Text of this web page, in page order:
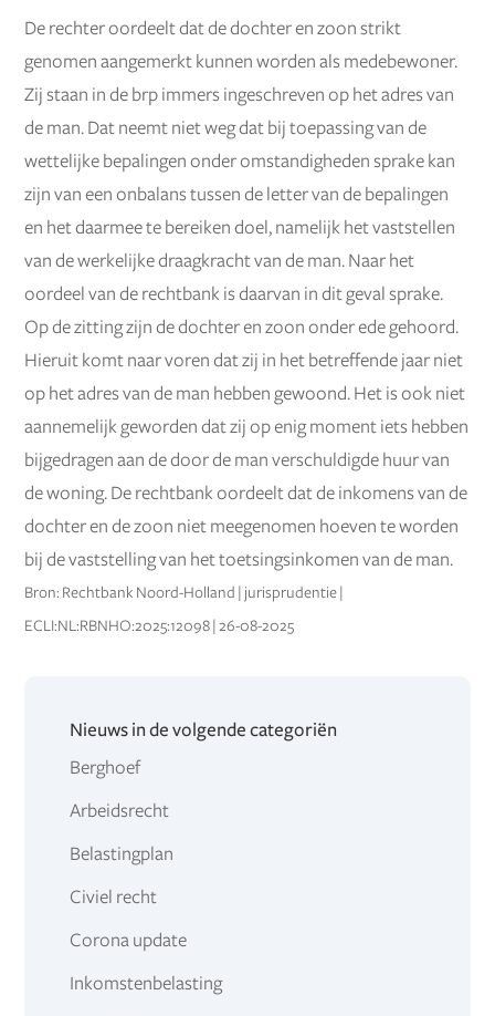
De rechter oordeelt dat de dochter en zoon strikt
genomen aangemerkt kunnen worden als medebewoner.
Zij staan in de brp immers ingeschreven op het adres van
de man. Dat neemt niet weg dat bij toepassing van de
wettelijke bepalingen onder omstandigheden sprake kan
zijn van een onbalans tussen de letter van de bepalingen
en het daarmee te bereiken doel, namelijk het vaststellen
van de werkelijke draagkracht van de man. Naar het
oordeel van de rechtbank is daarvan in dit geval sprake.
Op de zitting zijn de dochter en zoon onder ede gehoord.
Hieruit komt naar voren dat zij in het betreffende jaar niet
op het adres van de man hebben gewoond. Het is ook niet
aannemelijk geworden dat zij op enig moment iets hebben
bijgedragen aan de door de man verschuldigde huur van
de woning. De rechtbank oordeelt dat de inkomens van de
dochter en de zoon niet meegenomen hoeven te worden
bij de vaststelling van het toetsingsinkomen van de man.
Bron: Rechtbank Noord-Holland | jurisprudentie |
ECLI:NL:RBNHO:2025:12098 | 26-08-2025
Nieuws in de volgende categoriën
Berghoef
Arbeidsrecht
Belastingplan
Civiel recht
Corona update
Inkomstenbelasting